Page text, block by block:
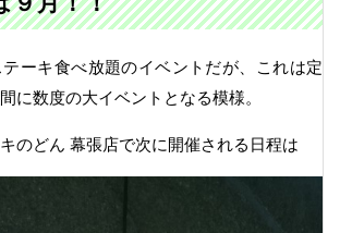
ーキ食べ放題のイベントだが、これは定
に数度の大イベントとなる模様。
のどん 幕張店で次に開催される日程は